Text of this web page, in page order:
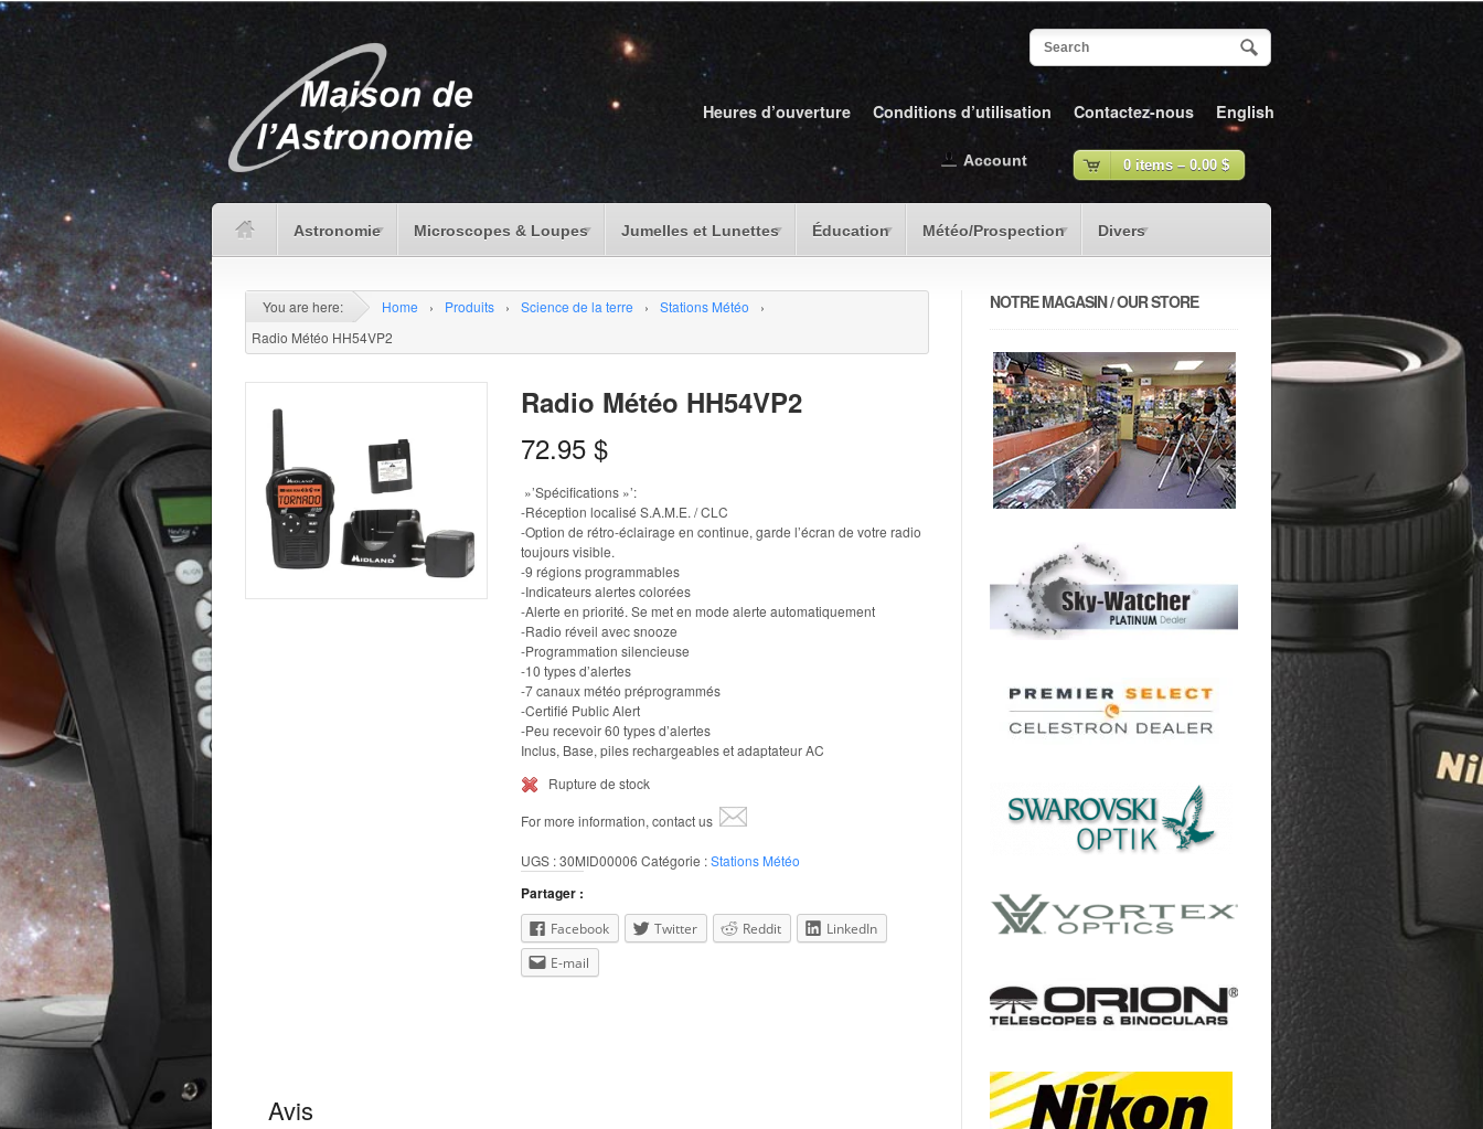
Heures d’ouverture Conditions d’utilisation Contactez-nous English
Astronomie Microscopes & Loupes Jumelles et Lunettes Éducation Météo/Prospection Divers
0 items – 0.00 $
Account
You are here: Home › Produits › Science de la terre › Stations Météo
›
Radio Météo HH54VP2
Radio Météo HH54VP2
72.95 $
»’Spécifications »’:
-Réception localisé S.A.M.E. / CLC
-Option de rétro-éclairage en continue, garde l’écran de votre radio
toujours visible.
-9 régions programmables
-Indicateurs alertes colorées
-Alerte en priorité. Se met en mode alerte automatiquement
-Radio réveil avec snooze
-Programmation silencieuse
-10 types d’alertes
-7 canaux météo préprogrammés
-Certifié Public Alert
-Peu recevoir 60 types d’alertes
Inclus, Base, piles rechargeables et adaptateur AC
Rupture de stock
For more information, contact us
UGS :30MID00006 Catégorie :Stations Météo
Partager :
Facebook Twitter Reddit
LinkedIn
E-mail
Avis
NOTRE MAGASIN / OUR STORE